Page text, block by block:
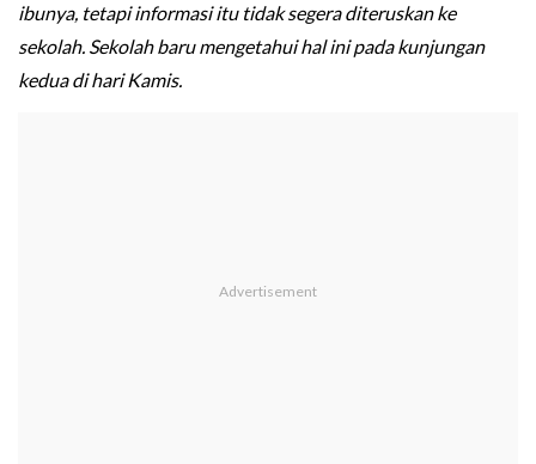
ibunya, tetapi informasi itu tidak segera diteruskan ke
sekolah. Sekolah baru mengetahui hal ini pada kunjungan
kedua di hari Kamis.